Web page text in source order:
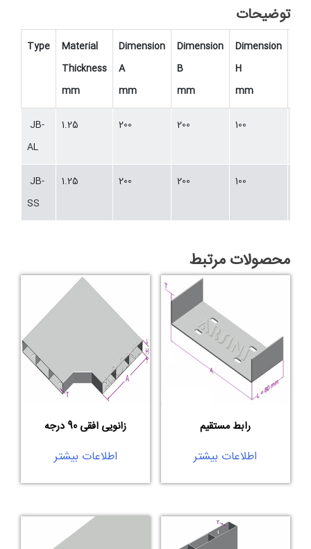
توضیحات
Type
Material
Thickness
mm
Dimension
A
mm
Dimension
B
mm
Dimension
H
mm
JB-
AL
1.25 200 200 100
JB-
SS
1.25 200 200 100
محصولات مرتبط
رابط مستقیم
اطلاعات بیشتر
زانویی افقی 90 درجه
اطلاعات بیشتر